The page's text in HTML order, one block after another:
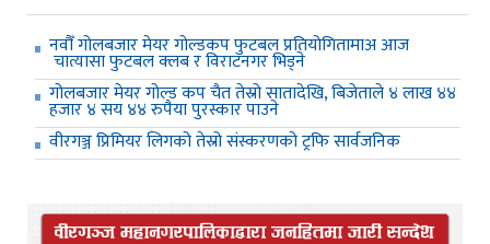
नवौँ गोलबजार मेयर गोल्डकप फुटबल प्रतियोगितामाअ आज
चात्यासा फुटबल क्लब र विराटनगर भिड्ने
गोलबजार मेयर गोल्ड कप चैत तेस्रो सातादेखि, बिजेताले ४ लाख ४४
हजार ४ सय ४४ रुपैया पुरस्कार पाउने
वीरगञ्ज प्रिमियर लिगको तेस्रो संस्करणको ट्रफि सार्वजनिक